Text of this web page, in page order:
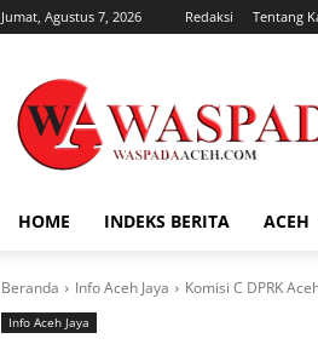
Jumat, Agustus 7, 2026 Redaksi Tentang
HOME INDEKS BERITA ACEH
Beranda Info Aceh Jaya Komisi C DPRK
Info Aceh Jaya